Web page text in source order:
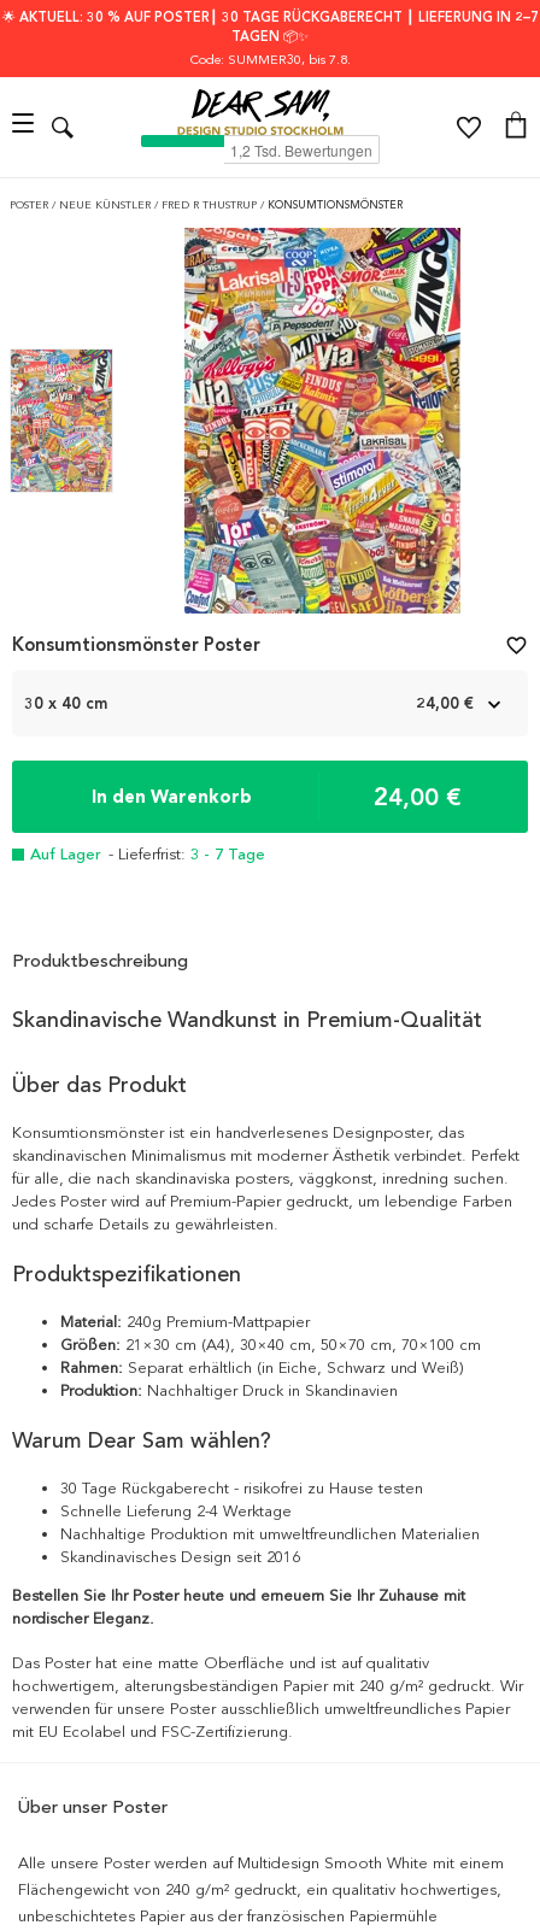
🌟 AKTUELL: 30 % AUF POSTER┃ 30 TAGE RÜCKGABERECHT ┃ LIEFERUNG IN 2–7
TAGEN 📦✨
Code: SUMMER30, bis 7.8.
POSTER / NEUE KÜNSTLER / FRED R THUSTRUP / KONSUMTIONSMÖNSTER
30 x 40 cm 24,00 €
In den Warenkorb 24,00 €
Auf Lager - Lieferfrist: 3 - 7 Tage
Konsumtionsmönster Poster favorite_border
Produktbeschreibung
Skandinavische Wandkunst in Premium-Qualität
Über das Produkt
Konsumtionsmönster ist ein handverlesenes Designposter, das
skandinavischen Minimalismus mit moderner Ästhetik verbindet. Perfekt
für alle, die nach skandinaviska posters, väggkonst, inredning suchen.
Jedes Poster wird auf Premium-Papier gedruckt, um lebendige Farben
und scharfe Details zu gewährleisten.
Produktspezifikationen
Material: 240g Premium-Mattpapier
Größen: 21×30 cm (A4), 30×40 cm, 50×70 cm, 70×100 cm
Rahmen: Separat erhältlich (in Eiche, Schwarz und Weiß)
Produktion: Nachhaltiger Druck in Skandinavien
Warum Dear Sam wählen?
30 Tage Rückgaberecht - risikofrei zu Hause testen
Schnelle Lieferung 2-4 Werktage
Nachhaltige Produktion mit umweltfreundlichen Materialien
Skandinavisches Design seit 2016
Bestellen Sie Ihr Poster heute und erneuern Sie Ihr Zuhause mit
nordischer Eleganz.
Das Poster hat eine matte Oberfläche und ist auf qualitativ
hochwertigem, alterungsbeständigen Papier mit 240 g/m² gedruckt. Wir
verwenden für unsere Poster ausschließlich umweltfreundliches Papier
mit EU Ecolabel und FSC-Zertifizierung.
Über unser Poster
Alle unsere Poster werden auf Multidesign Smooth White mit einem
Flächengewicht von 240 g/m² gedruckt, ein qualitativ hochwertiges,
unbeschichtetes Papier aus der französischen Papiermühle